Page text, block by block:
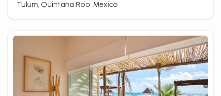
Tulum, Quintana Roo, Mexico